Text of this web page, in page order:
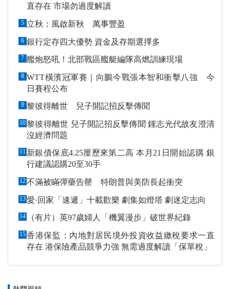
直存在 市場勿過度解讀
5 立秋：風啟新秋 萬事豐盈
6 銀行定存四大優勢 資金及存期選擇多
7 艦炮怒吼！北部戰區艦艇編隊高燃訓練現場
8 WTT橫濱冠軍賽｜向鵬今戰張本智和衝擊八強 今
日賽程公布
9 黎彼得離世 兒子開記招反擊傳聞
10黎彼得離世 兒子開記招反擊傳聞 鍾志光代故友澄清
沒經濟問題
11 新銀債保底4.25厘歷來第二高 本月21日開始認購 銀
行建議認購20至30手
12不滿被瞞彈藥告罄 特朗普與美防長起衝突
13 愛·回家「速遞」十載歡樂 劇集如燈塔 劇迷定志向
14 （有片）英97歲婦人「機翼漫步」破世界紀錄
15香港保監：內地對居民境外投資收益繳稅要求一直
存在 港保險產品競爭力強 無需過度解讀「保單稅」